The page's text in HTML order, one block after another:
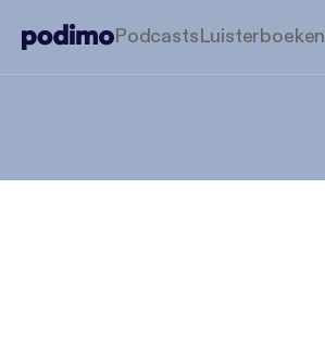
PodcastsLuisterboeken